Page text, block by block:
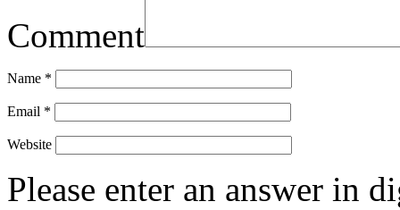
Comment
Name *
Email *
Website
Please enter an answer in